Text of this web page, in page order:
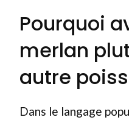
Pourquoi
merlan
autre
Dans le langage